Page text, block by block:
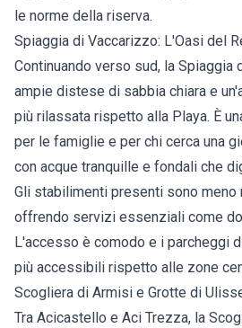
le norme della riserva.
Spiaggia di Vaccarizzo: L'Oasi del
Continuando verso sud, la Spiaggia
ampie distese di sabbia chiara e
più rilassata rispetto alla Playa. È
per le famiglie e per chi cerca una
con acque tranquille e fondali che
Gli stabilimenti presenti sono meno
offrendo servizi essenziali come
L'accesso è comodo e i parcheggi
più accessibili rispetto alle zone
Scogliera di Armisi e Grotte di
Tra Acicastello e Aci Trezza, la